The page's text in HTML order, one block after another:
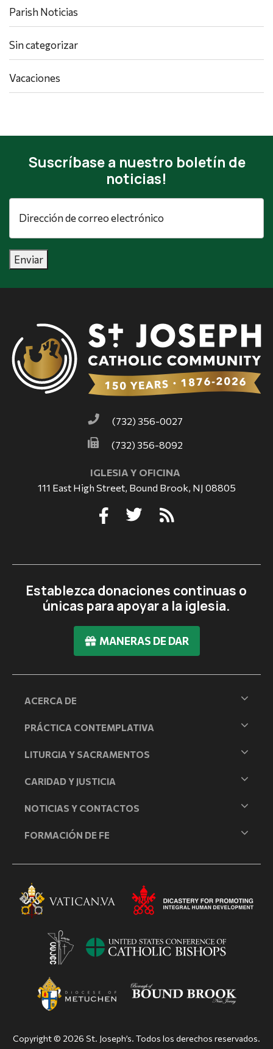
Parish Noticias
Sin categorizar
Vacaciones
Suscríbase a nuestro boletín de
noticias!
de
Enviar
(732) 356-0027
(732) 356-8092
IGLESIA Y OFICINA
111 East High Street, Bound Brook, NJ 08805
Establezca donaciones continuas o
únicas para apoyar a la iglesia.
MANERAS DE DAR
ACERCA DE
PRÁCTICA CONTEMPLATIVA
LITURGIA Y SACRAMENTOS
CARIDAD Y JUSTICIA
NOTICIAS Y CONTACTOS
FORMACIÓN DE FE
Copyright © 2026 St. Joseph’s. Todos los derechos reservados.